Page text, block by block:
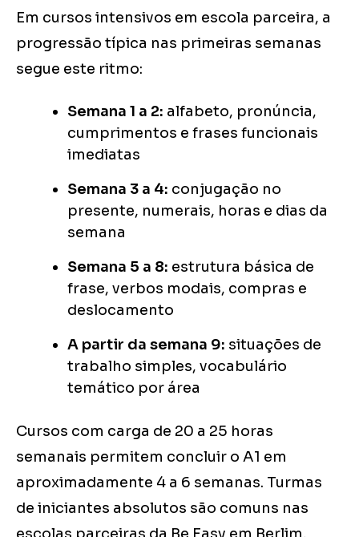
Em cursos intensivos em escola parceira, a
progressão típica nas primeiras semanas
segue este ritmo:
Semana 1 a 2: alfabeto, pronúncia,
cumprimentos e frases funcionais
imediatas
Semana 3 a 4: conjugação no
presente, numerais, horas e dias da
semana
Semana 5 a 8: estrutura básica de
frase, verbos modais, compras e
deslocamento
A partir da semana 9: situações de
trabalho simples, vocabulário
temático por área
Cursos com carga de 20 a 25 horas
semanais permitem concluir o A1 em
aproximadamente 4 a 6 semanas. Turmas
de iniciantes absolutos são comuns nas